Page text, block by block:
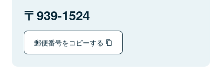
939-1524
郵便番号をコピーする